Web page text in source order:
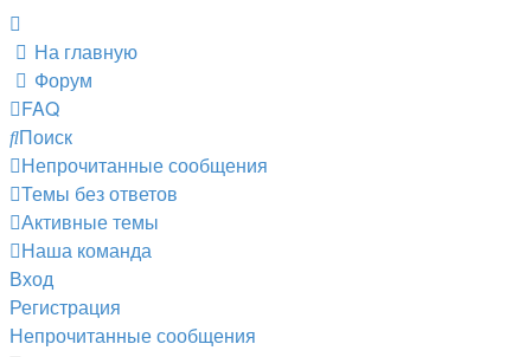
На главную
Форум
FAQ
Поиск
Непрочитанные сообщения
Темы без ответов
Активные темы
Наша команда
Вход
Регистрация
Непрочитанные сообщения